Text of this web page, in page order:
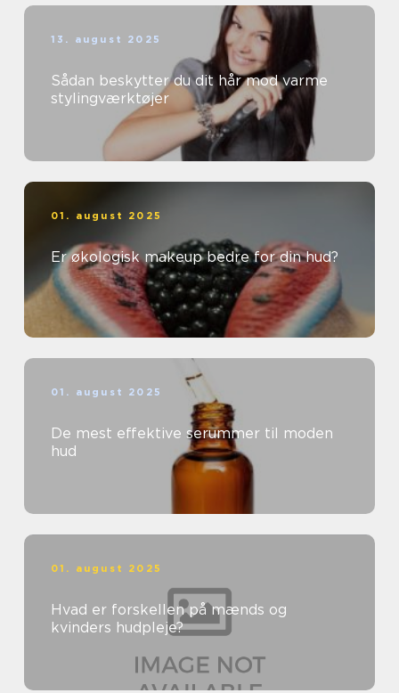
13. august 2025
Sådan beskytter du dit hår mod varme
stylingværktøjer
01. august 2025
Er økologisk makeup bedre for din hud?
01. august 2025
De mest effektive serummer til moden
hud
01. august 2025
Hvad er forskellen på mænds og
kvinders hudpleje?